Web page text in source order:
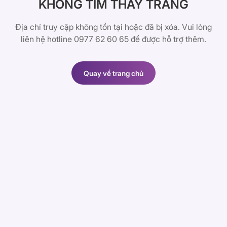
KHÔNG TÌM THẤY TRANG
Địa chỉ truy cập không tồn tại hoặc đã bị xóa. Vui lòng
liên hệ hotline 0977 62 60 65 để được hỗ trợ thêm.
Quay về trang chủ
Quay về trang chủ